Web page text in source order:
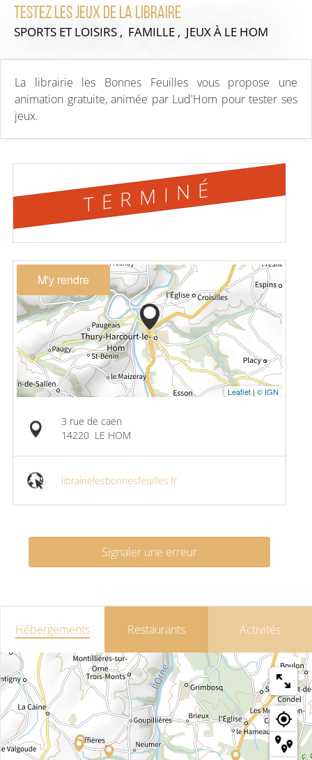
Testez les jeux de la libraire
SPORTS ET LOISIRS , FAMILLE , JEUXÀ LE HOM
La librairie les Bonnes Feuilles vous propose une
animation gratuite, animée par Lud'Hom pour tester ses
jeux.
TERMINÉ
M'y rendre
Leaflet | © IGN
3 rue de caen
14220 LE HOM
librairielesbonnesfeuilles.fr
Signaler une erreur
Hébergements Restaurants Activités